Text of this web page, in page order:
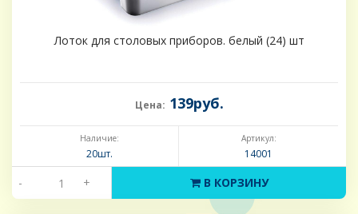
Лоток для столовых приборов. белый (24) шт
Цена: 139руб.
Наличие:
20шт.
Артикул:
14001
- + В КОРЗИНУ